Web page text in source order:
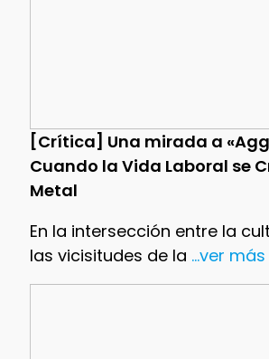
[Crítica] Una mirada a
Cuando la Vida Laboral se
Metal
En la intersección entre la
las vicisitudes de la ...ver más